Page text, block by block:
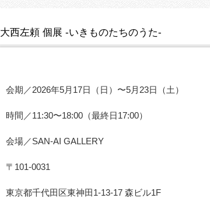
大西左頼 個展 -いきものたちのうた-
会期／2026年5月17日（日）〜5月23日（土）
時間／11:30〜18:00（最終日17:00）
会場／SAN-AI GALLERY
〒101-0031
東京都千代田区東神田1-13-17 森ビル1F